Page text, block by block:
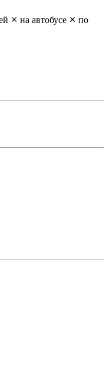
на автобусе
по